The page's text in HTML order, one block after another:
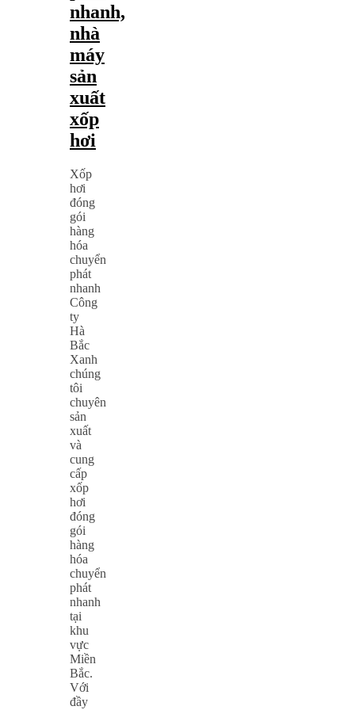
nhanh,
nhà
máy
sản
xuất
xốp
hơi
Xốp
hơi
đóng
gói
hàng
hóa
chuyển
phát
nhanh
Công
ty
Hà
Bắc
Xanh
chúng
tôi
chuyên
sản
xuất
và
cung
cấp
xốp
hơi
đóng
gói
hàng
hóa
chuyển
phát
nhanh
tại
khu
vực
Miền
Bắc.
Với
đầy